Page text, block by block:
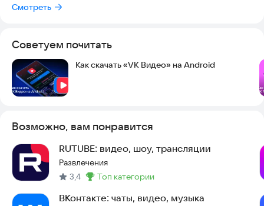
• шоу;
• сериалы онлайн;
• ролики блогеров.
друзьям. В VK Видео тебя уже ждут фильмы офлайн,
мультики для детей (без интернета), ТВ-каналы, свежие
клипы, прямые эфиры, спортивные трансляции и сериалы
онлайн. Также вы можете скачать видео, которое вам
понравилось, одним нажатием.
Смотреть
Советуем почитать
Как скачать «VK Видео» на Android
Возможно, вам понравится
RUTUBE: видео, шоу, трансляции
Развлечения
3,4
Метка:
топ категории
ВКонтакте: чаты, видео, музыка